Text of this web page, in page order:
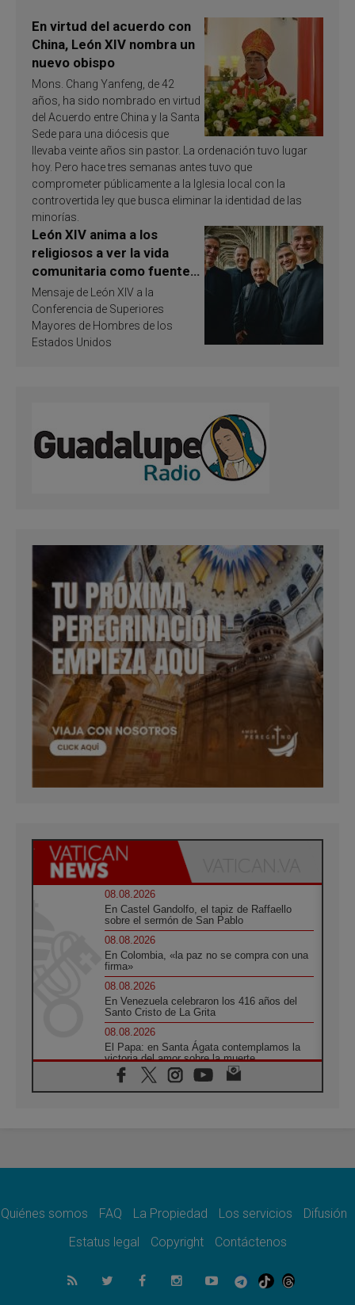
En virtud del acuerdo con
China, León XIV nombra un
nuevo obispo
Mons. Chang Yanfeng, de 42
años, ha sido nombrado en virtud
del Acuerdo entre China y la Santa
Sede para una diócesis que
llevaba veinte años sin pastor. La ordenación tuvo lugar
hoy. Pero hace tres semanas antes tuvo que
comprometer públicamente a la Iglesia local con la
controvertida ley que busca eliminar la identidad de las
minorías.
León XIV anima a los
religiosos a ver la vida
comunitaria como fuente
de inspiración y
santificación
Mensaje de León XIV a la
Conferencia de Superiores
Mayores de Hombres de los
Estados Unidos
08.08.2026
En Castel Gandolfo, el tapiz de Raffaello
sobre el sermón de San Pablo
08.08.2026
En Colombia, «la paz no se compra con una
firma»
08.08.2026
En Venezuela celebraron los 416 años del
Santo Cristo de La Grita
08.08.2026
El Papa: en Santa Ágata contemplamos la
victoria del amor sobre la muerte
08.08.2026
León XIV visitará el Santuario de la Madre
07.08.2026
07.08.2026
el compromiso del cristiano"
La matanza de niños en Gaza no cesa: 300
muertos en 300 días
Quiénes somos FAQ La Propiedad Los servicios
Difusión
Estatus legal
Copyright Contáctenos